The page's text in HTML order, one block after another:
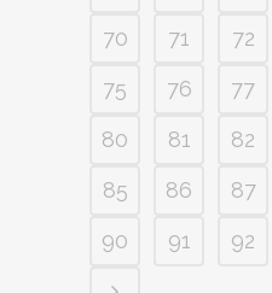
70
71 72
75
76 77
80
81 82
85
86 87
90
91 92